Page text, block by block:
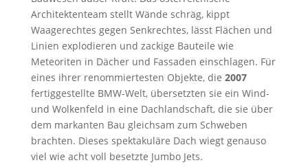
Architektenteam stellt Wände schräg, kippt
Waagerechtes gegen Senkrechtes, lässt Flächen und
Linien explodieren und zackige Bauteile wie
Meteoriten in Dächer und Fassaden einschlagen. Für
eines ihrer renommiertesten Objekte, die 2007
fertiggestellte BMW-Welt, übersetzten sie ein Wind-
und Wolkenfeld in eine Dachlandschaft, die sie über
dem markanten Bau gleichsam zum Schweben
brachten. Dieses spektakuläre Dach wiegt genauso
viel wie acht voll besetzte Jumbo Jets.